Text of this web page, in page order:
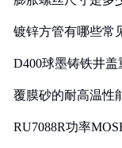
镀锌方管有哪些常
D400球墨铸铁井盖
覆膜砂的耐高温性
RU7088R功率